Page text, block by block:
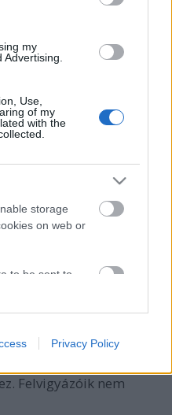
my
Advertising.
Use,
of my
with the
storage
on web or
to be sent to
purposes.
storage
on web or
Privacy Policy
Ez attól
rész
csoportjával ellentétben
meg, hogy
szervezetük működik.
Felvigyázóik nem